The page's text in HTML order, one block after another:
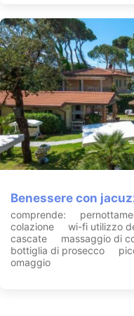
Benessere con
comprende:
colazione wi-fi utilizzo
cascate massaggio di
bottiglia di prosecco
omaggio